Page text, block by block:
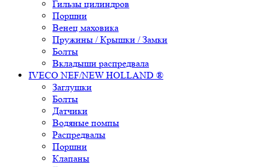
Гильзы цилиндров
Поршни
Венец маховика
Пружины / Крышки / Замки
Болты
Вкладыши распредвала
IVECO NEF/NEW HOLLAND ®
Заглушки
Болты
Датчики
Водяные помпы
Распредвалы
Поршни
Клапаны